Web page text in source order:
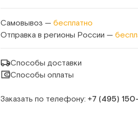
Самовывоз — бесплатно
Отправка в регионы России —
Способы доставки
Способы оплаты
Заказать по телефону: +7 (495)